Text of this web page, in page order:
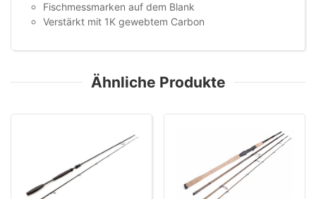
Fischmessmarken auf dem Blank
Verstärkt mit 1K gewebtem Carbon
Ähnliche Produkte